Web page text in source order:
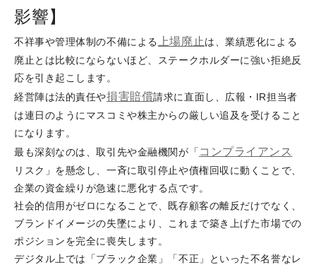
影響】
不祥事や管理体制の不備による 上場廃止は、業績悪化による
廃止とは比較にならないほど、ステークホルダーに強い拒絶反
応を引き起こします。
経営陣は法的責任や損害賠償請求に直面し、広報・IR担当者
は連日のようにマスコミや株主からの厳しい追及を受けること
になります。
最も深刻なのは、取引先や金融機関が「 コンプライアンス
リスク」を懸念し、一斉に取引停止や債権回収に動くことで、
企業の資金繰りが急速に悪化する点です。
社会的信用がゼロになることで、既存顧客の離反だけでなく、
ブランドイメージの失墜により、これまで築き上げた市場での
ポジションを完全に喪失します。
デジタル上では「ブラック企業」「不正」といった不名誉なレ